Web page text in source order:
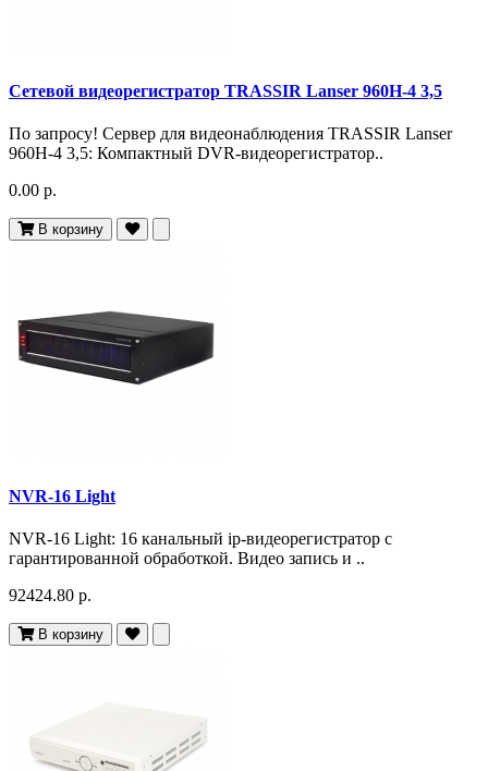
Сетевой видеорегистратор TRASSIR Lanser 960H-4 3,5
По запросу! Сервер для видеонаблюдения TRASSIR Lanser
960H-4 3,5: Компактный DVR-видеорегистратор..
0.00 р.
В корзину
NVR-16 Light
NVR-16 Light: 16 канальный ip-видеорегистратор с
гарантированной обработкой. Видео запись и ..
92424.80 р.
В корзину